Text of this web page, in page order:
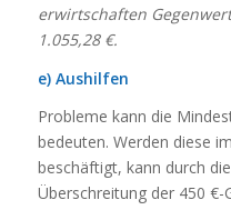
erwirtschaften
1.055,28 €.
e) Aushilfen
Probleme kann die
bedeuten. Werden diese
beschäftigt, kann durch
Überschreitung der 450 €-